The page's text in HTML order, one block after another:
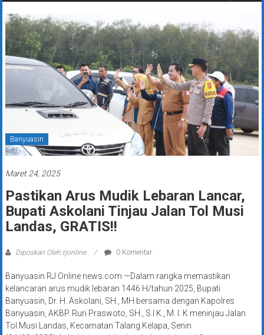
Banyuasin
Maret 24, 2025
Pastikan Arus Mudik Lebaran Lancar,
Bupati Askolani Tinjau Jalan Tol Musi
Landas, GRATIS!!
Diposkan Oleh:rjonline 0 Komentar
Banyuasin RJ Online news.com —Dalam rangka memastikan
kelancaran arus mudik lebaran 1446 H/tahun 2025, Bupati
Banyuasin, Dr. H. Askolani, SH., MH bersama dengan Kapolres
Banyuasin, AKBP. Ruri Praswoto, SH., S.I.K., M. I. K meninjau Jalan
Tol Musi Landas, Kecamatan Talang Kelapa, Senin